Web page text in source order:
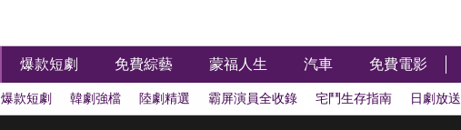
爆款短劇 免費綜藝 蒙福人生 汽車 免費電影
爆款短劇 韓劇強檔 陸劇精選 霸屏演員全收錄 宅鬥生存指南 日劇放送